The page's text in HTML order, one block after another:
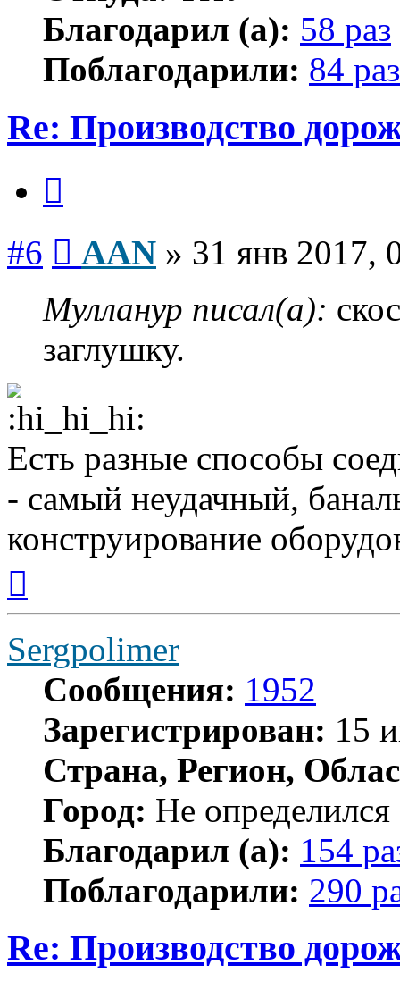
Благодарил (а): 58 раз
Поблагодарили: 84
Re: Производство
#6 AAN » 31 янв 2017,
Мулланур писал(а):
заглушку.
Есть разные способы
- самый неудачный,
конструирование
началу
Sergpolimer
Сообщения: 1952
Зарегистрирован: 15
Страна, Регион,
Город: Не определился
Благодарил (а): 154
Поблагодарили: 290
Re: Производство